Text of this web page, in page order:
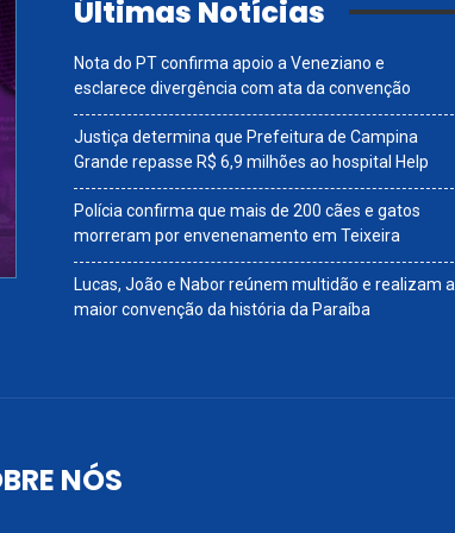
Últimas Notícias
Nota do PT confirma apoio a Veneziano e
esclarece divergência com ata da convenção
Justiça determina que Prefeitura de Campina
Grande repasse R$ 6,9 milhões ao hospital Help
Polícia confirma que mais de 200 cães e gatos
morreram por envenenamento em Teixeira
Lucas, João e Nabor reúnem multidão e realizam a
maior convenção da história da Paraíba
NÓS